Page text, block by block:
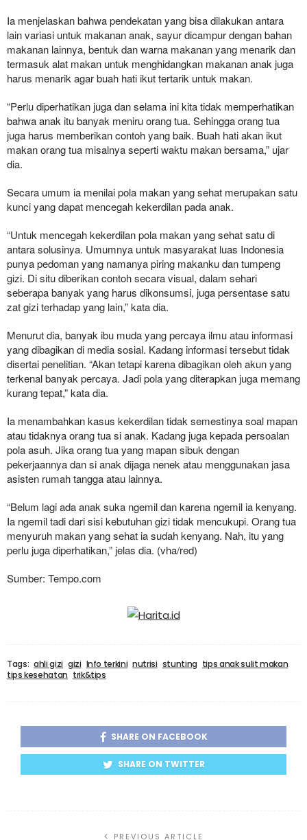
Ia menjelaskan bahwa pendekatan yang bisa dilakukan antara
lain variasi untuk makanan anak, sayur dicampur dengan bahan
makanan lainnya, bentuk dan warna makanan yang menarik dan
termasuk alat makan untuk menghidangkan makanan anak juga
harus menarik agar buah hati ikut tertarik untuk makan.
“Perlu diperhatikan juga dan selama ini kita tidak memperhatikan
bahwa anak itu banyak meniru orang tua. Sehingga orang tua
juga harus memberikan contoh yang baik. Buah hati akan ikut
makan orang tua misalnya seperti waktu makan bersama,” ujar
dia.
Secara umum ia menilai pola makan yang sehat merupakan satu
kunci yang dapat mencegah kekerdilan pada anak.
“Untuk mencegah kekerdilan pola makan yang sehat satu di
antara solusinya. Umumnya untuk masyarakat luas Indonesia
punya pedoman yang namanya piring makanku dan tumpeng
gizi. Di situ diberikan contoh secara visual, dalam sehari
seberapa banyak yang harus dikonsumsi, juga persentase satu
zat gizi terhadap yang lain,” kata dia.
Menurut dia, banyak ibu muda yang percaya ilmu atau informasi
yang dibagikan di media sosial. Kadang informasi tersebut tidak
disertai penelitian. “Akan tetapi karena dibagikan oleh akun yang
terkenal banyak percaya. Jadi pola yang diterapkan juga memang
kurang tepat,” kata dia.
Ia menambahkan kasus kekerdilan tidak semestinya soal mapan
atau tidaknya orang tua si anak. Kadang juga kepada persoalan
pola asuh. Jika orang tua yang mapan sibuk dengan
pekerjaannya dan si anak dijaga nenek atau menggunakan jasa
asisten rumah tangga atau lainnya.
“Belum lagi ada anak suka ngemil dan karena ngemil ia kenyang.
Ia ngemil tadi dari sisi kebutuhan gizi tidak mencukupi. Orang tua
menyuruh makan yang sehat ia sudah kenyang. Nah, itu yang
perlu juga diperhatikan,” jelas dia. (vha/red)
Sumber: Tempo.com
Tags: ahli gizi gizi Info terkini nutrisi stunting tips anak sulit makan
tips kesehatan trik&tips
SHARE ON FACEBOOK
SHARE ON TWITTER
PREVIOUS ARTICLE